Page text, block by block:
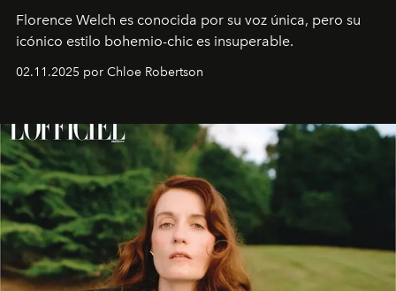
Florence Welch es conocida por su voz única, pero su
icónico estilo bohemio-chic es insuperable.
02.11.2025 por Chloe Robertson